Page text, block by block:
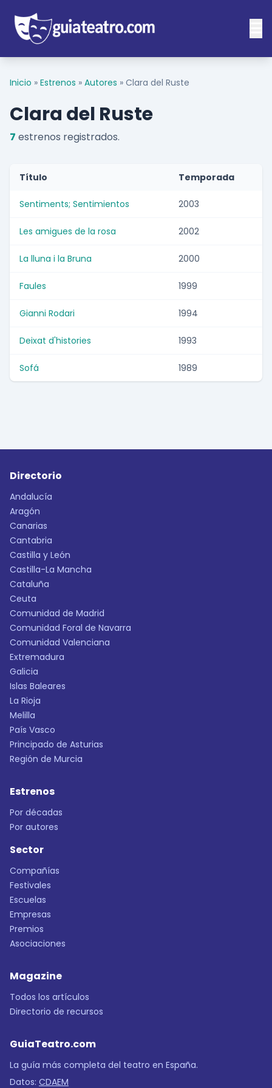
Inicio » Estrenos » Autores » Clara del Ruste
Clara del Ruste
7 estrenos registrados.
Título Temporada
Sentiments; Sentimientos 2003
Les amigues de la rosa 2002
La lluna i la Bruna 2000
Faules 1999
Gianni Rodari 1994
Deixat d'histories 1993
Sofá 1989
Directorio
Andalucía
Aragón
Canarias
Cantabria
Castilla y León
Castilla-La Mancha
Cataluña
Ceuta
Comunidad de Madrid
Comunidad Foral de Navarra
Comunidad Valenciana
Extremadura
Galicia
Islas Baleares
La Rioja
Melilla
País Vasco
Principado de Asturias
Región de Murcia
Estrenos
Por décadas
Por autores
Sector
Compañías
Festivales
Escuelas
Empresas
Premios
Asociaciones
Magazine
Todos los artículos
Directorio de recursos
GuiaTeatro.com
La guía más completa del teatro en España.
Datos: CDAEM